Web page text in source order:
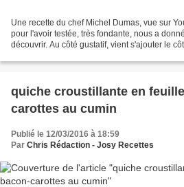
Une recette du chef Michel Dumas, vue sur
pour l'avoir testée, très fondante, nous a
découvrir. Au côté gustatif, vient s'ajouter le
quiche croustillante en
carottes au cumin
Publié le 12/03/2016 à 18:59
Par Chris Rédaction - Josy Recettes